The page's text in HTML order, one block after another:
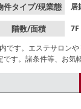
件タイプ/現業態 居
階数/面積
です。エステサロン
す。諸条件等、お気